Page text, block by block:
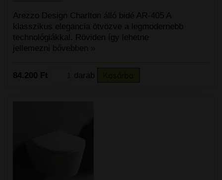
Arezzo Design Charlton álló bidé AR-405 A
klasszikus elegancia ötvözve a legmodernebb
technológiákkal. Röviden így lehetne
jellemezni
bővebben »
84.200 Ft darab